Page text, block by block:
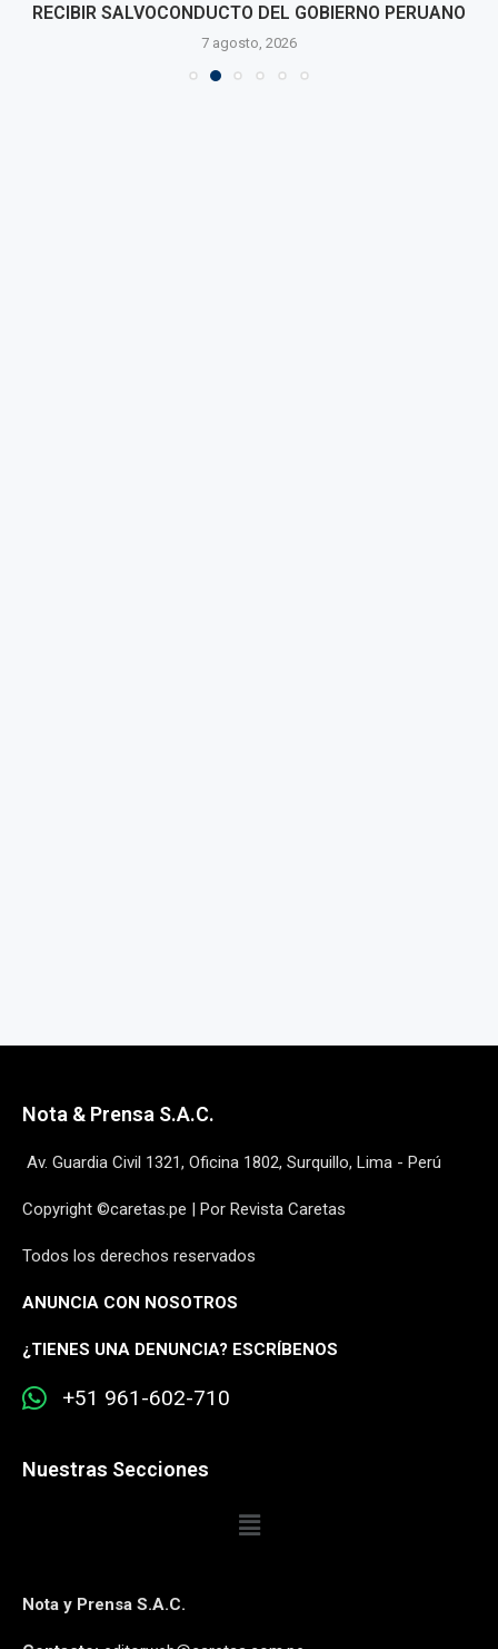
RECIBIR SALVOCONDUCTO DEL GOBIERNO PERUANO
7 agosto, 2026
Nota & Prensa S.A.C.
Av. Guardia Civil 1321, Oficina 1802, Surquillo, Lima - Perú
Copyright ©caretas.pe | Por Revista Caretas
Todos los derechos reservados
ANUNCIA CON NOSOTROS
¿TIENES UNA DENUNCIA? ESCRÍBENOS
+51 961-602-710
Nuestras Secciones
Nota y Prensa S.A.C.